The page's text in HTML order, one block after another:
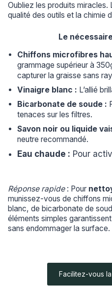
Oubliez les produits miracles.
qualité des outils et la chimie
Le
Chiffons microfibres
grammage supérieur à
capturer la graisse sans
Vinaigre blanc : L’allié
Bicarbonate de soude :
tenaces sur les filtres.
Savon noir ou liquide
neutre recommandé.
Eau chaude : Pour
Réponse rapide: Pour
munissez-vous de chiffons
blanc, de bicarbonate de
éléments simples
sans endommager la surface.
Facilitez-vous